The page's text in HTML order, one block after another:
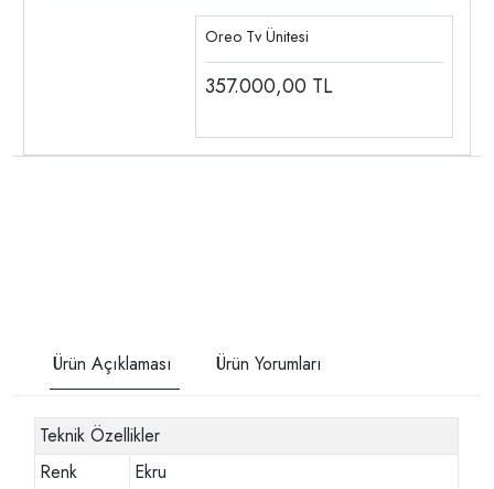
Oreo Tv Ünitesi
357.000,00 TL
Ürün Açıklaması Ürün Yorumları
Teknik Özellikler
Renk
Ekru